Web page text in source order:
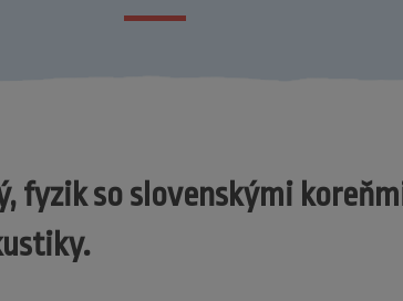
fyzik so slovenskými